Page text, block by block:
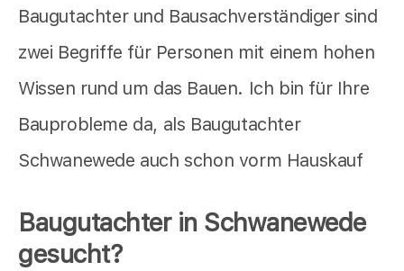
Baugutachter und Bausachverständiger sind
zwei Begriffe für Personen mit einem hohen
Wissen rund um das Bauen. Ich bin für Ihre
Bauprobleme da, als Baugutachter
Schwanewede auch schon vorm Hauskauf
Baugutachter in Schwanewede
gesucht?